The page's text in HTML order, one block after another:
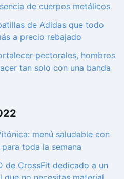
de cuerpos metálicos
de Adidas que todo
a precio rebajado
pectorales, hombros
tan solo con una banda
menú saludable con
toda la semana
de CrossFit dedicado a un